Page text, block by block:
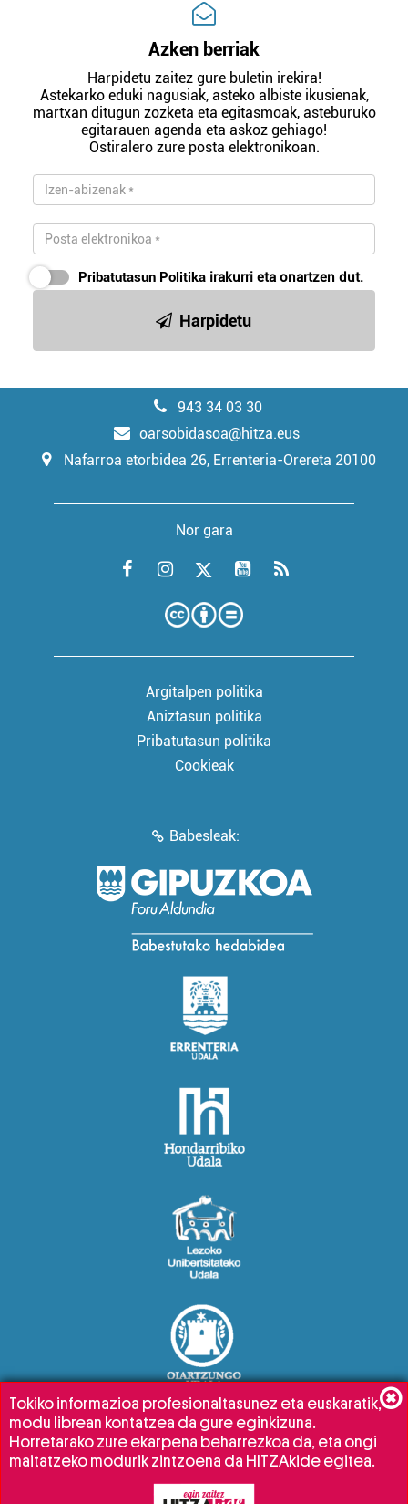
Azken berriak
Harpidetu zaitez gure buletin irekira!
Astekarko eduki nagusiak, asteko albiste ikusienak,
martxan ditugun zozketa eta egitasmoak, asteburuko
egitarauen agenda eta askoz gehiago!
Ostiralero zure posta elektronikoan.
Pribatutasun Politika irakurri eta onartzen dut.
Harpidetu
943 34 03 30
oarsobidasoa@hitza.eus
Nafarroa etorbidea 26, Errenteria-Orereta 20100
Nor gara
Argitalpen politika
Aniztasun politika
Pribatutasun politika
Cookieak
Babesleak:
Tokiko informazioa profesionaltasunez eta euskaratik,
modu librean kontatzea da gure eginkizuna.
Horretarako zure ekarpena beharrezkoa da, eta ongi
maitatzeko modurik zintzoena da HITZAkide egitea.